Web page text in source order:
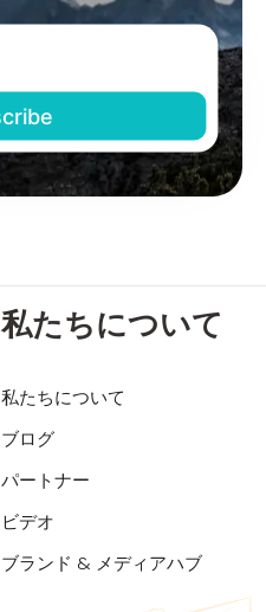
私たちについて
私たちについて
ブログ
パートナー
ビデオ
ブランド & メディアハブ